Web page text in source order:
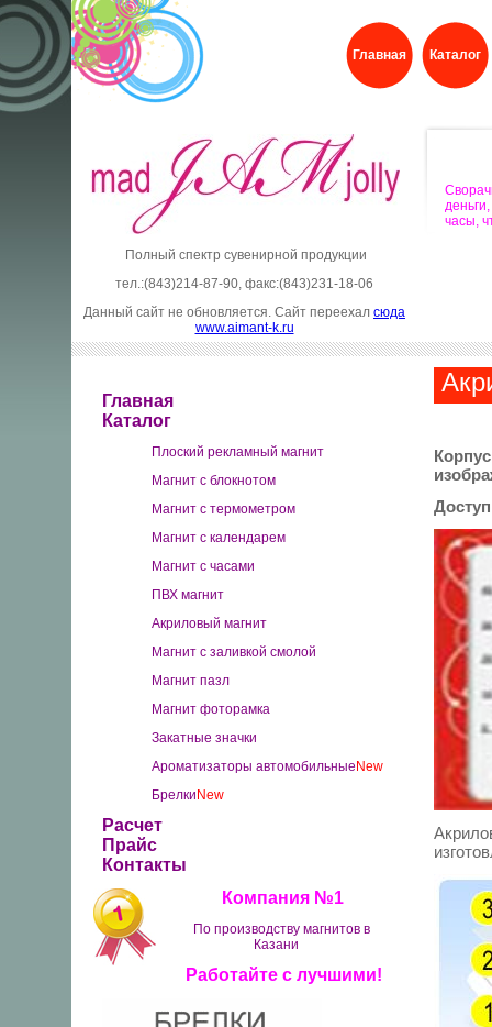
Главная Каталог
Полный спектр сувенирной продукции
тел.:(843)214-87-90, факс:(843)231-18-06
Данный сайт не обновляется. Сайт переехал сюда
www.aimant-k.ru
часы,
Главная
Каталог
Плоский рекламный магнит
Магнит с блокнотом
Магнит с термометром
Магнит с календарем
Магнит с часами
ПВХ магнит
Акриловый магнит
Магнит с заливкой смолой
Магнит пазл
Магнит фоторамка
Закатные значки
Ароматизаторы автомобильные New
Брелки New
Расчет
Прайс
Контакты
Компания №1
По производству магнитов в
Казани
Работайте с лучшими!
изобра